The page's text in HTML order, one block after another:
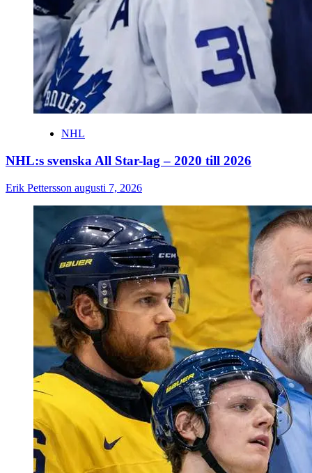
NHL
NHL:s svenska All Star-lag – 2020 till 2026
Erik Pettersson augusti 7, 2026